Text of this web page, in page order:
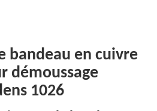
bandeau en cuivre
démoussage
1026